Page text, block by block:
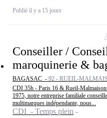
Publié il y a 15 jours
Conseiller /
maroquinerie &
BAGASAC - 92 - RUEIL-
CDI 35h - Paris 16 & Rueil-
1975, notre entreprise familiale
multimarques indépendante, nous...
CDI - Temps plein